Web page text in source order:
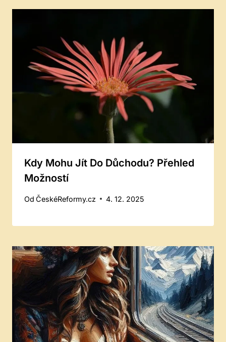
Kdy Mohu Jít Do Důchodu? Přehled
Možností
Od ČeskéReformy.cz 4. 12. 2025